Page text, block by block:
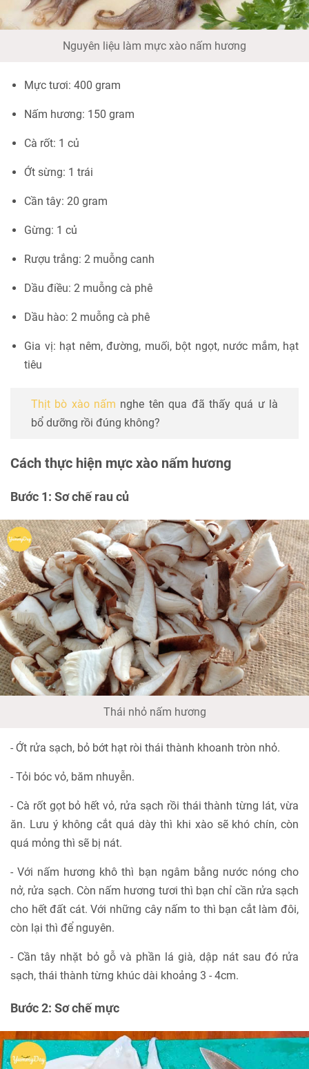
Nguyên liệu làm mực xào nấm hương
Mực tươi: 400 gram
Nấm hương: 150 gram
Cà rốt: 1 củ
Ớt sừng: 1 trái
Cần tây: 20 gram
Gừng: 1 củ
Rượu trắng: 2 muỗng canh
Dầu điều: 2 muỗng cà phê
Dầu hào: 2 muỗng cà phê
Gia vị: hạt nêm, đường, muối, bột ngọt, nước mắm, hạt
tiêu
Thịt bò xào nấm nghe tên qua đã thấy quá ư là
bổ dưỡng rồi đúng không?
Cách thực hiện mực xào nấm hương
Bước 1: Sơ chế rau củ
Thái nhỏ nấm hương
- Ớt rửa sạch, bỏ bớt hạt ròi thái thành khoanh tròn nhỏ.
- Tỏi bóc vỏ, băm nhuyễn.
- Cà rốt gọt bỏ hết vỏ, rửa sạch rồi thái thành từng lát, vừa
ăn. Lưu ý không cắt quá dày thì khi xào sẽ khó chín, còn
quá mỏng thì sẽ bị nát.
- Với nấm hương khô thì bạn ngâm bằng nước nóng cho
nở, rửa sạch. Còn nấm hương tươi thì bạn chỉ cần rửa sạch
cho hết đất cát. Với những cây nấm to thì bạn cắt làm đôi,
còn lại thì để nguyên.
- Cần tây nhặt bỏ gỗ và phần lá già, dập nát sau đó rửa
sạch, thái thành từng khúc dài khoảng 3 - 4cm.
Bước 2: Sơ chế mực